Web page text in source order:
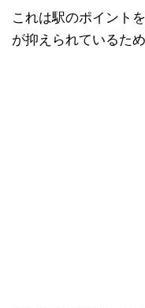
これは駅のポイント
が抑えられているため